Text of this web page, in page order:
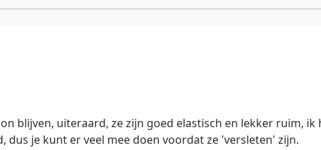
blijven, uiteraard, ze zijn goed elastisch en lekker ruim,
dus je kunt er veel mee doen voordat ze 'versleten' zijn.